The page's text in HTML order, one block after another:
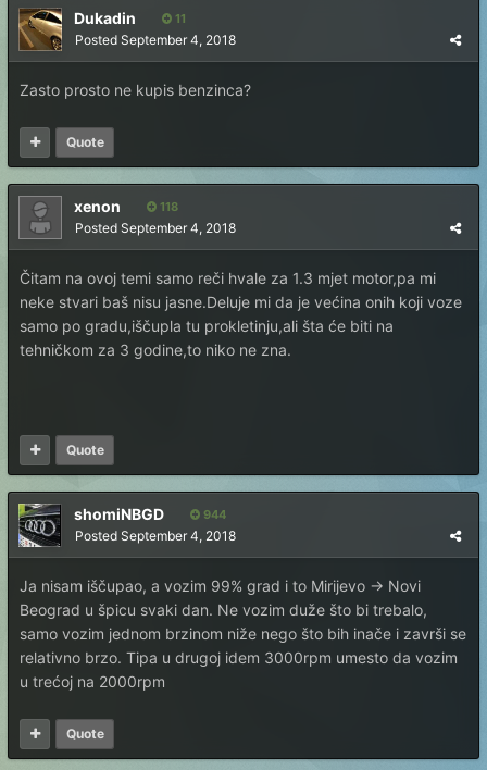
Dukadin 11
Posted September 4, 2018
Zasto prosto ne kupis benzinca?
Quote
xenon 118
Posted September 4, 2018
Čitam na ovoj temi samo reči hvale za 1.3 mjet motor,pa mi
neke stvari baš nisu jasne.Deluje mi da je većina onih koji voze
samo po gradu,iščupla tu prokletinju,ali šta će biti na
tehničkom za 3 godine,to niko ne zna.
Quote
shomiNBGD 944
Posted September 4, 2018
Ja nisam iščupao, a vozim 99% grad i to Mirijevo -> Novi
Beograd u špicu svaki dan. Ne vozim duže što bi trebalo,
samo vozim jednom brzinom niže nego što bih inače i završi se
relativno brzo. Tipa u drugoj idem 3000rpm umesto da vozim
u trećoj na 2000rpm
Quote